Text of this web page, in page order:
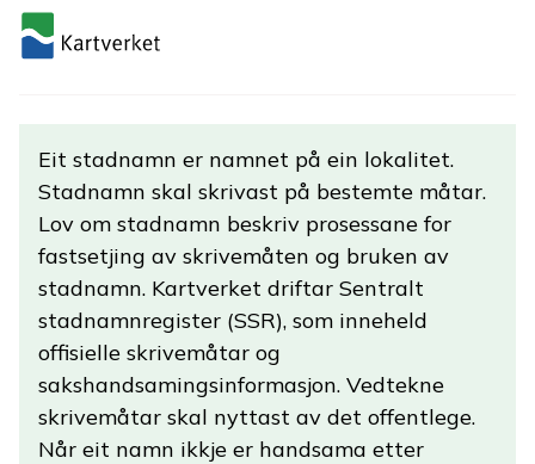
Eit stadnamn er namnet på ein lokalitet.
Stadnamn skal skrivast på bestemte måtar.
Lov om stadnamn beskriv prosessane for
fastsetjing av skrivemåten og bruken av
stadnamn. Kartverket driftar Sentralt
stadnamnregister (SSR), som inneheld
offisielle skrivemåtar og
sakshandsamingsinformasjon. Vedtekne
skrivemåtar skal nyttast av det offentlege.
Når eit namn ikkje er handsama etter